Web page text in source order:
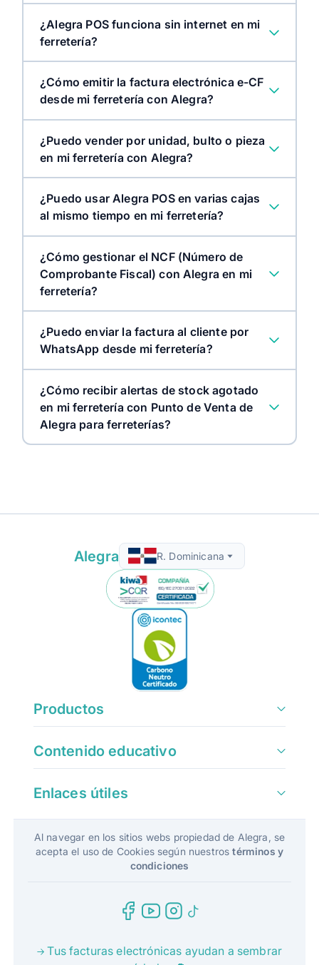
¿Alegra POS funciona sin internet en mi
ferretería?
¿Cómo emitir la factura electrónica e-CF
desde mi ferretería con Alegra?
¿Puedo vender por unidad, bulto o pieza
en mi ferretería con Alegra?
¿Puedo usar Alegra POS en varias cajas
al mismo tiempo en mi ferretería?
¿Cómo gestionar el NCF (Número de
Comprobante Fiscal) con Alegra en mi
ferretería?
¿Puedo enviar la factura al cliente por
WhatsApp desde mi ferretería?
¿Cómo recibir alertas de stock agotado
en mi ferretería con Punto de Venta de
Alegra para ferreterías?
Alegra R. Dominicana
Productos
Contenido educativo
Enlaces útiles
Al navegar en los sitios webs propiedad de Alegra, se
acepta el uso de Cookies según nuestrostérminos y
condiciones
Tus facturas electrónicas ayudan a sembrar